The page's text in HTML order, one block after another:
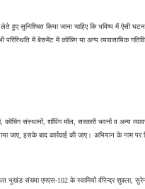
सुनिश्चित किया जाना चाहिए कि भविष्य में ऐसी
में बेसमेंट में कोचिंग या अन्य व्यावसायिक
संस्थानों, शॉपिंग मॉल, सरकारी भवनों व अन्य
जाए, इसके बाद कार्रवाई की जाए। अभियान के नाम पर
संख्या एमएस-102 के स्वामियों वीरेन्द्र शुक्ला,